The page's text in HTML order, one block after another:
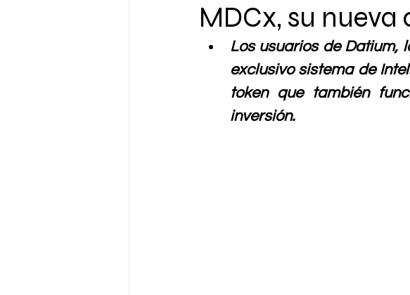
MDCx, su
Los usuarios de Datium,
exclusivo sistema de
token que también
inversión.